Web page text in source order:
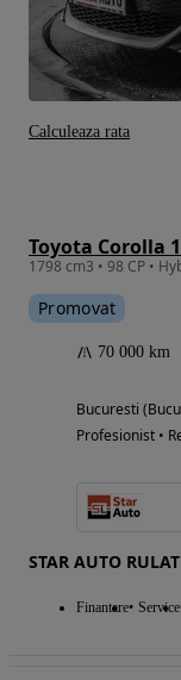
Toyota Corolla
Promovat
70 000 km
Bucuresti
Profesionist •
STAR AUTO
Finantare Service
Calculeaza rata